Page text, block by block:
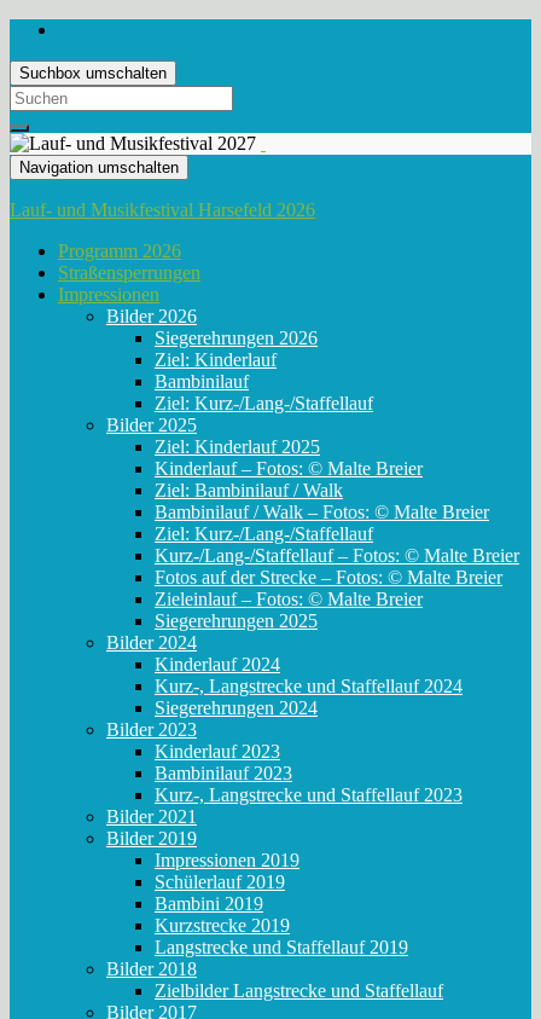
Suchbox umschalten
Search
for:
Navigation umschalten
Lauf- und Musikfestival Harsefeld 2026
Programm 2026
Straßensperrungen
Impressionen
Bilder 2026
Siegerehrungen 2026
Ziel: Kinderlauf
Bambinilauf
Ziel: Kurz-/Lang-/Staffellauf
Bilder 2025
Ziel: Kinderlauf 2025
Kinderlauf – Fotos: © Malte Breier
Ziel: Bambinilauf / Walk
Bambinilauf / Walk – Fotos: © Malte Breier
Ziel: Kurz-/Lang-/Staffellauf
Kurz-/Lang-/Staffellauf – Fotos: © Malte Breier
Fotos auf der Strecke – Fotos: © Malte Breier
Zieleinlauf – Fotos: © Malte Breier
Siegerehrungen 2025
Bilder 2024
Kinderlauf 2024
Kurz-, Langstrecke und Staffellauf 2024
Siegerehrungen 2024
Bilder 2023
Kinderlauf 2023
Bambinilauf 2023
Kurz-, Langstrecke und Staffellauf 2023
Bilder 2021
Bilder 2019
Impressionen 2019
Schülerlauf 2019
Bambini 2019
Kurzstrecke 2019
Langstrecke und Staffellauf 2019
Bilder 2018
Zielbilder Langstrecke und Staffellauf
Bilder 2017